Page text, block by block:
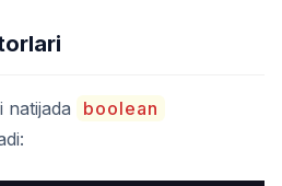
natijada
boolean